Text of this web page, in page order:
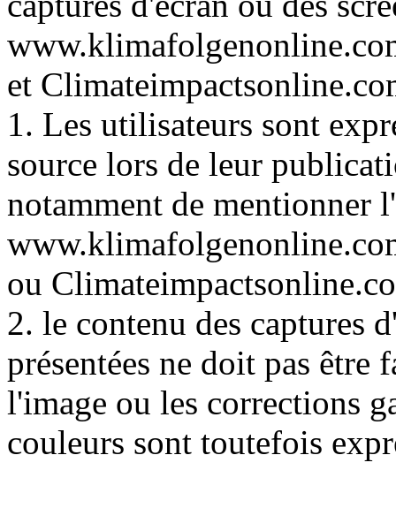
et
1. Les utilisateurs sont
source lors de leur
notamment de
ou
2. le contenu des captures
présentées ne doit pas
l'image ou les corrections
couleurs sont toutefois